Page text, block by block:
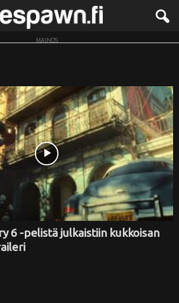
MAINOS
6 -pelistä julkaistiin kukkoisan